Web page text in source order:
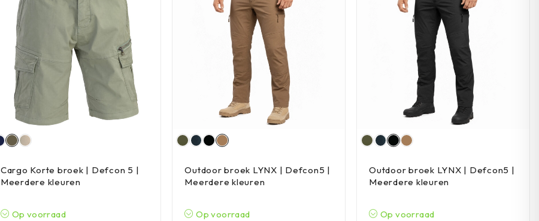
Cargo Korte broek | Defcon 5 |
Meerdere kleuren
Op voorraad
Outdoor broek LYNX | Defcon5 |
Meerdere kleuren
Op voorraad
Outdoor broek LYNX | Defcon5 |
Meerdere kleuren
Op voorraad